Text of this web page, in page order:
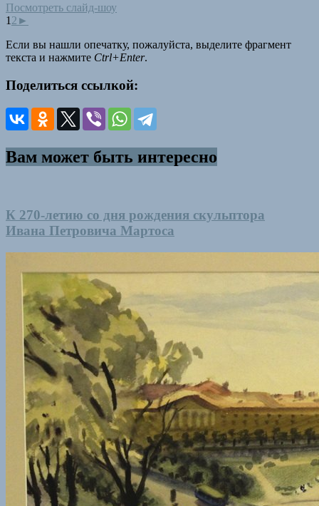
Посмотреть слайд-шоу
1 2 ►
Если вы нашли опечатку, пожалуйста, выделите фрагмент
текста и нажмите Ctrl+Enter.
Поделиться ссылкой:
Вам может быть интересно
К 270-летию со дня рождения скульптора
Ивана Петровича Мартоса